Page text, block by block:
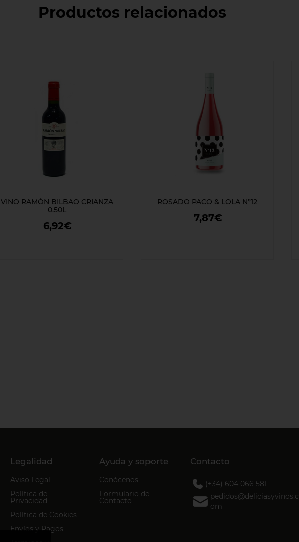
Productos relacionados
VINO RAMÓN BILBAO CRIANZA
0.50L
6,92€
ROSADO PACO & LOLA Nº12
7,87€
Legalidad
Aviso Legal
Política de
Privacidad
Política de Cookies
Envíos y Pagos
Ayuda y soporte
Conócenos
Formulario de
Contacto
Contacto
(+34) 604 066 581
pedidos@deliciasyvinos.c
om